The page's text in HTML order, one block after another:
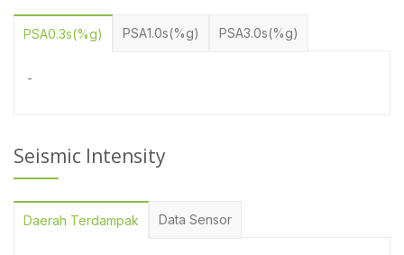
PSA0.3s(%g) PSA1.0s(%g) PSA3.0s(%g)
-
Seismic Intensity
Daerah Terdampak Data Sensor